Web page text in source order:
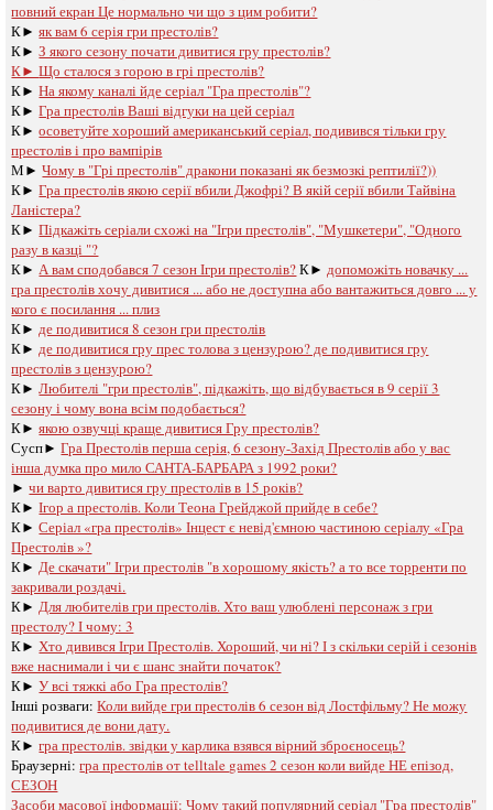
повний екран Це нормально чи що з цим робити?
К►як вам 6 серія гри престолів?
К►З якого сезону почати дивитися гру престолів?
К►Що сталося з горою в грі престолів?
К►На якому каналі йде серіал "Гра престолів"?
К►Гра престолів Ваші відгуки на цей серіал
К►осоветуйте хороший американський серіал, подивився тільки гру
престолів і про вампірів
М►Чому в "Грі престолів" дракони показані як безмозкі рептилії?))
К►Гра престолів якою серії вбили Джофрі? В якій серії вбили Тайвіна
Ланістера?
К►Підкажіть серіали схожі на "Ігри престолів", "Мушкетери", "Одного
разу в казці "?
К► А вам сподобався 7 сезон Ігри престолів?К► допоможіть новачку ...
гра престолів хочу дивитися ... або не доступна або вантажиться довго ... у
кого є посилання ... плиз
К► де подивитися 8 сезон гри престолів
К► де подивитися гру прес толова з цензурою? де подивитися гру
престолів з цензурою?
К►Любителі "гри престолів", підкажіть, що відбувається в 9 серії 3
сезону і чому вона всім подобається?
К►якою озвучці краще дивитися Гру престолів?
Сусп►Гра Престолів перша серія, 6 сезону-Захід Престолів або у вас
інша думка про мило САНТА-БАРБАРА з 1992 роки?
►чи варто дивитися гру престолів в 15 років?
К►Ігор а престолів. Коли Теона Грейджой прийде в себе?
К►Серіал «гра престолів» Інцест є невід'ємною частиною серіалу «Гра
Престолів »?
К► Де скачати" Ігри престолів "в хорошому якість? а то все торренти по
закривали роздачі.
К► Для любителів гри престолів. Хто ваш улюблені персонаж з гри
престолу? І чому: 3
К► Хто дивився Ігри Престолів. Хороший, чи ні? І з скільки серій і сезонів
вже наснимали і чи є шанс знайти початок?
К►У всі тяжкі або Гра престолів?
Інші розваги: ​​Коли вийде гри престолів 6 сезон від Лостфільму? Не можу
подивитися де вони дату.
К►гра престолів. звідки у карлика взявся вірний зброєносець?
Браузерні:гра престолів oт telltale games 2 сезон коли вийде НЕ епізод,
СЕЗОН
Засоби масової інформації:Чому такий популярний серіал "Гра престолів"